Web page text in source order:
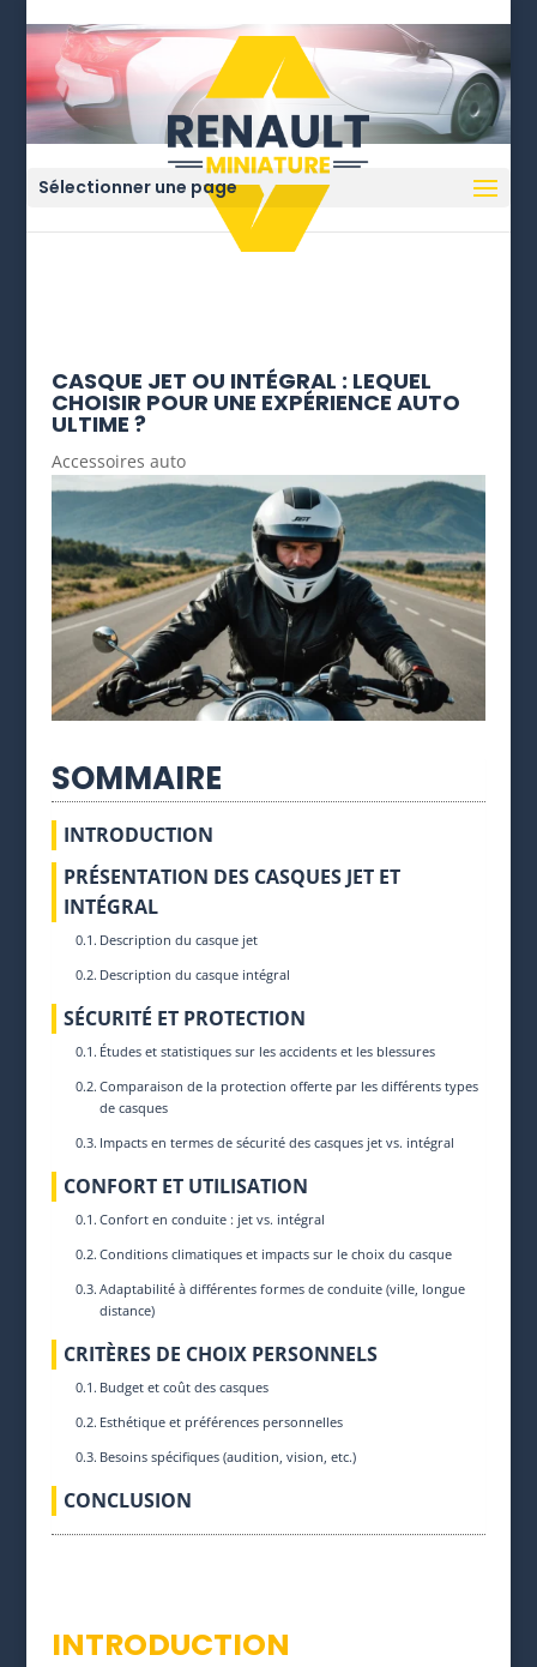
Sélectionner une page
CASQUE JET OU INTÉGRAL : LEQUEL
CHOISIR POUR UNE EXPÉRIENCE AUTO
ULTIME ?
Accessoires auto
SOMMAIRE
INTRODUCTION
PRÉSENTATION DES CASQUES JET ET
INTÉGRAL
Description du casque jet
Description du casque intégral
SÉCURITÉ ET PROTECTION
Études et statistiques sur les accidents et les blessures
Comparaison de la protection offerte par les différents types
de casques
Impacts en termes de sécurité des casques jet vs. intégral
CONFORT ET UTILISATION
Confort en conduite : jet vs. intégral
Conditions climatiques et impacts sur le choix du casque
Adaptabilité à différentes formes de conduite (ville, longue
distance)
CRITÈRES DE CHOIX PERSONNELS
Budget et coût des casques
Esthétique et préférences personnelles
Besoins spécifiques (audition, vision, etc.)
CONCLUSION
INTRODUCTION